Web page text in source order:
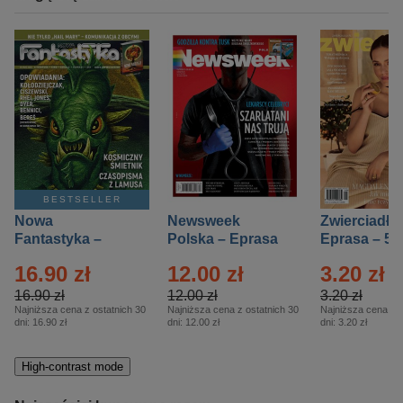
BESTSELLER
Nowa
Fantastyka –
16.90 zł
16.90 zł
Najniższa cena z ostatnich 30
dni: 16.90 zł
Newsweek
Polska – Eprasa
12.00 zł
12.00 zł
Najniższa cena z ostatnich 30
dni: 12.00 zł
Zwierciadło
Eprasa – 5/
3.20 zł
3.20 zł
Najniższa cena z
dni: 3.20 zł
High-contrast mode